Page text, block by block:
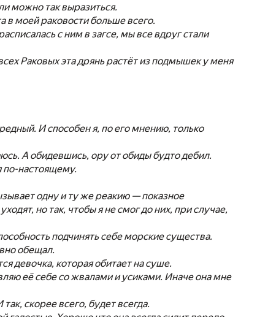
можно так выразиться.
моей раковости больше всего.
с ним в загсе, мы все вдруг стали
Раковых эта дрянь растёт из подмышек у меня
И способен я, по его мнению, только
А обидевшись, ору от обиды будто дебил.
по-настоящему.
одну и ту же реакию — показное
но так, чтобы я не смог до них, при случае,
подчинять себе морские существа.
обещал.
девочка, которая обитает на суше.
её себе со жвалами и усиками. Иначе она мне
скорее всего, будет всегда.